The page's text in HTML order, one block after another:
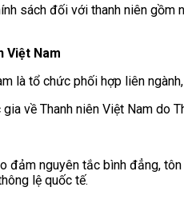
sách đối với thanh niên gồm
Việt Nam
là tổ chức phối hợp liên
về Thanh niên Việt Nam do
đảm nguyên tắc bình đẳng,
lệ quốc tế.